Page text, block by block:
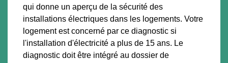
qui donne un aperçu de la sécurité des
installations électriques dans les logements. Votre
logement est concerné par ce diagnostic si
l'installation d'électricité a plus de 15 ans. Le
diagnostic doit être intégré au dossier de